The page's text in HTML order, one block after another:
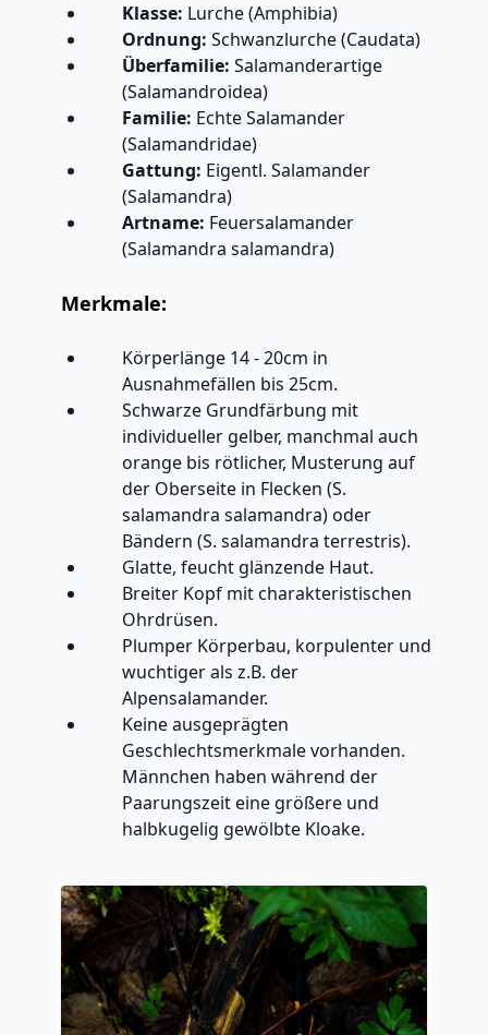
Klasse: Lurche (Amphibia)
Ordnung: Schwanzlurche (Caudata)
Überfamilie: Salamanderartige
(Salamandroidea)
Familie: Echte Salamander
(Salamandridae)
Gattung: Eigentl. Salamander
(Salamandra)
Artname: Feuersalamander
(Salamandra salamandra)
Merkmale:
Körperlänge 14 - 20cm in
Ausnahmefällen bis 25cm.
Schwarze Grundfärbung mit
individueller gelber, manchmal auch
orange bis rötlicher, Musterung auf
der Oberseite in Flecken (S.
salamandra salamandra) oder
Bändern (S. salamandra terrestris).
Glatte, feucht glänzende Haut.
Breiter Kopf mit charakteristischen
Ohrdrüsen.
Plumper Körperbau, korpulenter und
wuchtiger als z.B. der
Alpensalamander.
Keine ausgeprägten
Geschlechtsmerkmale vorhanden.
Männchen haben während der
Paarungszeit eine größere und
halbkugelig gewölbte Kloake.